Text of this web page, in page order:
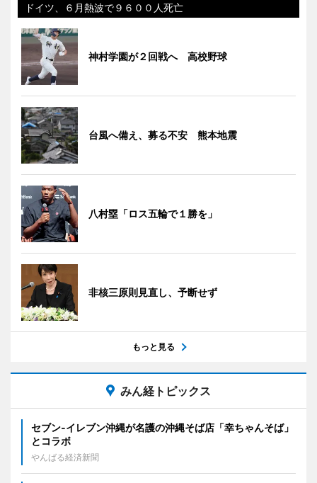
ドイツ、６月熱波で９６００人死亡
神村学園が２回戦へ 高校野球
台風へ備え、募る不安 熊本地震
八村塁「ロス五輪で１勝を」
非核三原則見直し、予断せず
もっと見る
みん経トピックス
セブン‐イレブン沖縄が名護の沖縄そば店「幸ちゃんそば」
とコラボ
やんばる経済新聞